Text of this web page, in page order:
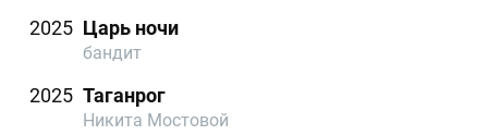
2025 Царь ночи
бандит
2025 Таганрог
Никита Мостовой